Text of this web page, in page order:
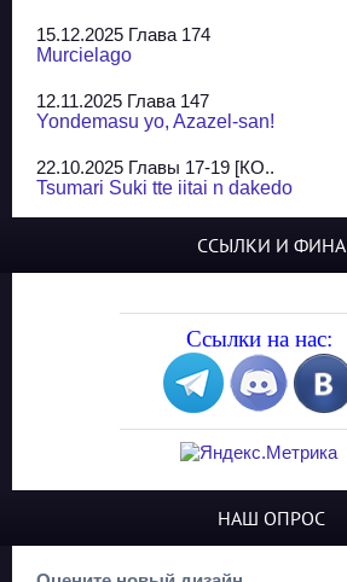
15.12.2025 Глава 174
Murcielago
12.11.2025 Глава 147
Yondemasu yo, Azazel-san!
22.10.2025 Главы 17-19 [КО..
Tsumari Suki tte iitai n dakedo
Yozakura Shijuusou
08.08.2025 Глава 50
A Compendium of Ghosts
29.07.2025 Shirokuro
The King of Home Cooking
ССЫЛКИ И ФИНА
Ссылки на нас:
НАШ ОПРОС